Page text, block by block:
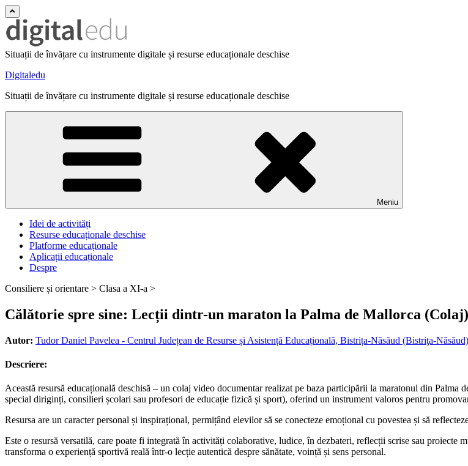
Situații de învățare cu instrumente digitale și resurse educaționale deschise
Digitaledu
Situații de învățare cu instrumente digitale și resurse educaționale deschise
Meniu
Idei de activități
Resurse educaționale deschise
Platforme educaționale
Aplicații educaționale
Despre
Consiliere și orientare > Clasa a XI-a >
Călătorie spre sine: Lecții dintr-un maraton la Palma de Mallorca (Colaj)
Autor: Tudor Daniel Pavelea - Centrul Județean de Resurse și Asistență Educațională, Bistrița-Năsăud (Bistriţa-Năsăud)
Descriere:
Această resursă educațională deschisă – un colaj video documentar realizat pe baza participării la maratonul din
special diriginți, consilieri școlari sau profesori de educație fizică și sport), oferind un instrument valoros pentru
Resursa are un caracter personal și inspirațional, permițând elevilor să se conecteze emoțional cu povestea și să
Este o resursă versatilă, care poate fi integrată în activități colaborative, ludice, în dezbateri, reflecții scrise sau
transforma o experiență sportivă reală într-o lecție autentică despre sănătate, voință și sens personal.